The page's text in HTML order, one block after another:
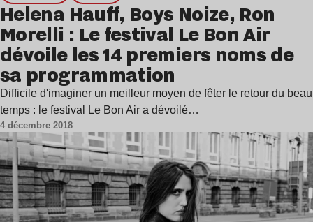
Helena Hauff, Boys Noize, Ron
Morelli : Le festival Le Bon Air
dévoile les 14 premiers noms de
sa programmation
Difficile d'imaginer un meilleur moyen de fêter le retour du beau
temps : le festival Le Bon Air a dévoilé…
4 décembre 2018